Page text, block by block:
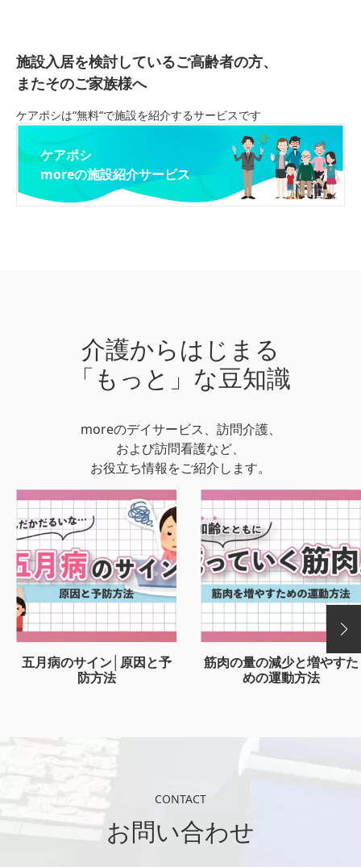
施設入居を検討しているご高齢者の方、
またそのご家族様へ
ケアポシは“無料“で施設を紹介するサービスです
ケアポシ
moreの施設紹介サービス
介護からはじまる
「もっと」な豆知識
moreのデイサービス、訪問介護、
および訪問看護など、
お役立ち情報をご紹介します。
五月病のサイン│原因と予
防方法
筋肉の量の減少と増やすた
めの運動方法
CONTACT
お問い合わせ